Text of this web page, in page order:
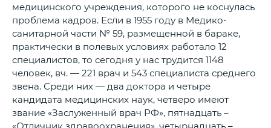
медицинского учреждения, которого не коснулась
проблема кадров. Если в 1955 году в Медико-
санитарной части № 59, размещенной в бараке,
практически в полевых условиях работало 12
специалистов, то сегодня у нас трудится 1148
человек, вч. — 221 врач и 543 специалиста среднего
звена. Среди них — два доктора и четыре
кандидата медицинских наук, четверо имеют
звание «Заслуженный врач РФ», пятнадцать –
«Отличник здравоохранения», четырнадцать –